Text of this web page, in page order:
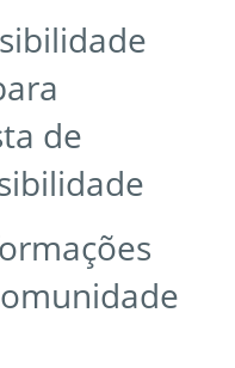
de